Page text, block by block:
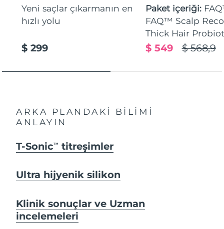
Yeni saçlar çıkarmanın en
hızlı yolu
$ 299
Paket içeriği:
FAQ™ Scalp
Thick Hair
$ 568,9
$ 549
ARKA PLANDAKİ BİLİMİ
ANLAYIN
T-SonicTM titreşimler
Ultra hijyenik silikon
Klinik sonuçlar ve Uzman
incelemeleri